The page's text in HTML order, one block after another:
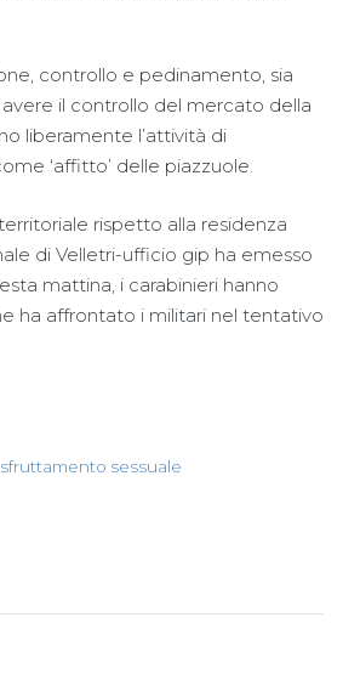
controllo e pedinamento, sia
il controllo del mercato della
liberamente l’attività di
‘affitto’ delle piazzuole.
rispetto alla residenza
di Velletri-ufficio gip ha emesso
mattina, i carabinieri hanno
ha affrontato i militari nel tentativo
sfruttamento sessuale